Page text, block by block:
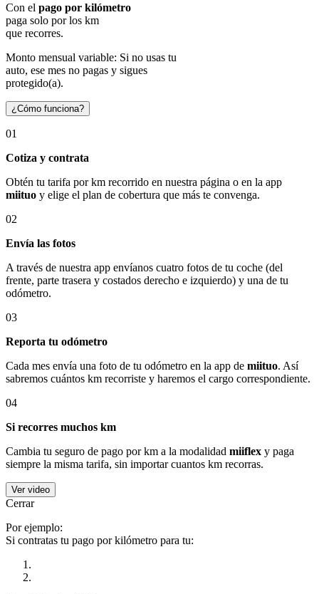
Con el pago por kilómetro
paga solo por los km
que recorres.
Monto mensual variable: Si no usas tu
auto, ese mes no pagas y sigues
protegido(a).
¿Cómo funciona?
01
Cotiza y contrata
Obtén tu tarifa por km recorrido en nuestra página o en la app
miituo y elige el plan de cobertura que más te convenga.
02
Envía las fotos
A través de nuestra app envíanos cuatro fotos de tu coche (del
frente, parte trasera y costados derecho e izquierdo) y una de tu
odómetro.
03
Reporta tu odómetro
Cada mes envía una foto de tu odómetro en la app de miituo. Así
sabremos cuántos km recorriste y haremos el cargo correspondiente.
04
Si recorres muchos km
Cambia tu seguro de pago por km a la modalidad miiflex y paga
siempre la misma tarifa, sin importar cuantos km recorras.
Ver video
Cerrar
Por ejemplo:
Si contratas tu pago por kilómetro para tu: